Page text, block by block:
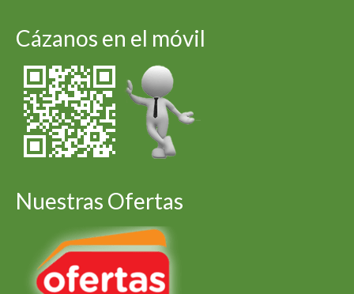
Cázanos en el móvil
Nuestras Ofertas